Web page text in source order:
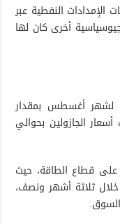
النفطية عبر
أخرى كان لها
لشهر أغسطس بمقدار
كما انخفضت أسعار الجازولين بحوالي
قطاع الطاقة، حيث
ثلاثة أشهر ونصف،